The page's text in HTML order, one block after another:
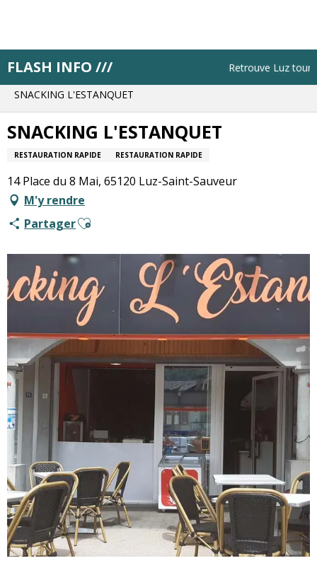
principal
FLASH INFO /// Retrouve Luz
Accueil
Pistes pratiques
SNACKING L'ESTANQUET
SNACKING L'ESTANQUET
RESTAURATION RAPIDE RESTAURATION RAPIDE
14 Place du 8 Mai, 65120 Luz-Saint-Sauveur
M'y rendre
PartagerAjouter aux favoris